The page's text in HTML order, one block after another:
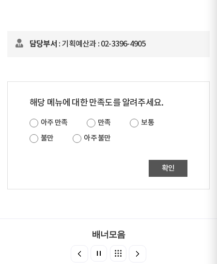
담당부서 : 기획예산과 : 02-3396-4905
해당 메뉴에 대한 만족도를 알려주세요.
아주 만족 만족
보통
불만
아주 불만
확인
배너모음